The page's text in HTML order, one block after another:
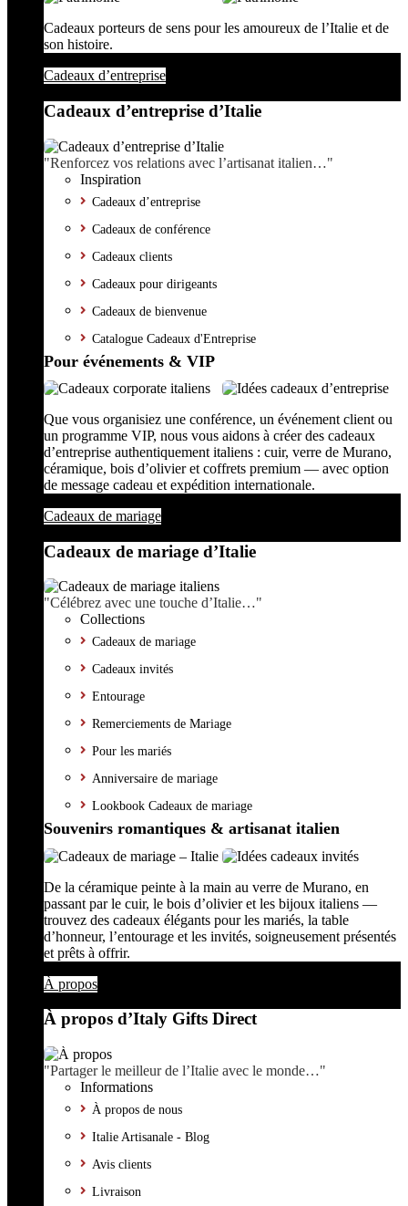
Cadeaux porteurs de sens pour les amoureux de l’Italie et de
son histoire.
Cadeaux d’entreprise
Cadeaux d’entreprise d’Italie
"Renforcez vos relations avec l’artisanat italien…"
Inspiration
Cadeaux d’entreprise
Cadeaux de conférence
Cadeaux clients
Cadeaux pour dirigeants
Cadeaux de bienvenue
Catalogue Cadeaux d'Entreprise
Pour événements & VIP
Que vous organisiez une conférence, un événement client ou
un programme VIP, nous vous aidons à créer des cadeaux
d’entreprise authentiquement italiens : cuir, verre de Murano,
céramique, bois d’olivier et coffrets premium — avec option
de message cadeau et expédition internationale.
Cadeaux de mariage
Cadeaux de mariage d’Italie
"Célébrez avec une touche d’Italie…"
Collections
Cadeaux de mariage
Cadeaux invités
Entourage
Remerciements de Mariage
Pour les mariés
Anniversaire de mariage
Lookbook Cadeaux de mariage
Souvenirs romantiques & artisanat italien
De la céramique peinte à la main au verre de Murano, en
passant par le cuir, le bois d’olivier et les bijoux italiens —
trouvez des cadeaux élégants pour les mariés, la table
d’honneur, l’entourage et les invités, soigneusement présentés
et prêts à offrir.
À propos
À propos d’Italy Gifts Direct
"Partager le meilleur de l’Italie avec le monde…"
Informations
À propos de nous
Italie Artisanale - Blog
Avis clients
Livraison